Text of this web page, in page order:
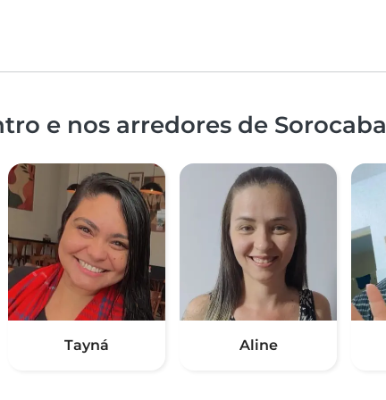
e nos arredores de Sorocaba
Tayná Aline